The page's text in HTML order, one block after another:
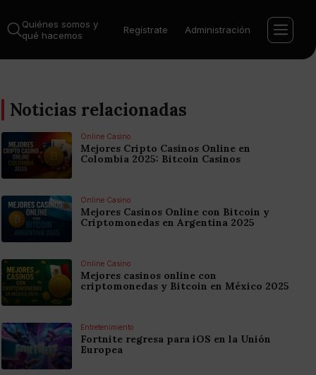
Quiénes somos y
qué hacemos
Regístrate Administración
Noticias relacionadas
Online Casino
Mejores Cripto Casinos Online en
Colombia 2025: Bitcoin Casinos
Online Casino
Mejores Casinos Online con Bitcoin y
Criptomonedas en Argentina 2025
Online Casino
Mejores casinos online con
criptomonedas y Bitcoin en México 2025
Entretenimiento
Fortnite regresa para iOS en la Unión
Europea